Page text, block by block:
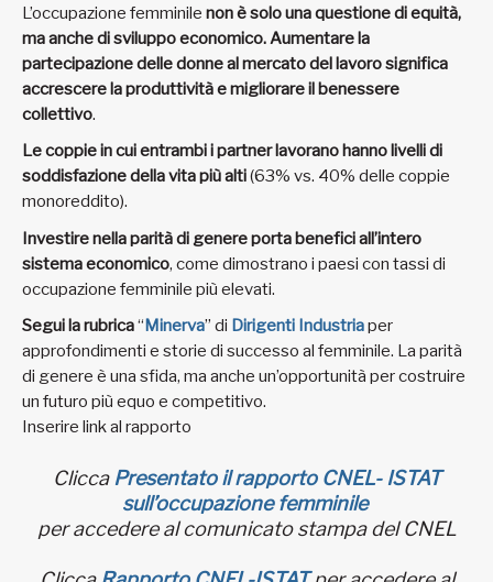
L’occupazione femminile non è solo una questione di equità,
ma anche di sviluppo economico. Aumentare la
partecipazione delle donne al mercato del lavoro significa
accrescere la produttività e migliorare il benessere
collettivo.
Le coppie in cui entrambi i partner lavorano hanno livelli di
soddisfazione della vita più alti(63% vs. 40% delle coppie
monoreddito).
Investire nella parità di genere porta benefici all’intero
sistema economico, come dimostrano i paesi con tassi di
occupazione femminile più elevati.
Segui la rubrica“Minerva” di Dirigenti Industriaper
approfondimenti e storie di successo al femminile. La parità
di genere è una sfida, ma anche un’opportunità per costruire
un futuro più equo e competitivo.
Inserire link al rapporto
Clicca Presentato il rapporto CNEL- ISTAT
sull’occupazione femminile
per accedere al comunicato stampa del CNEL